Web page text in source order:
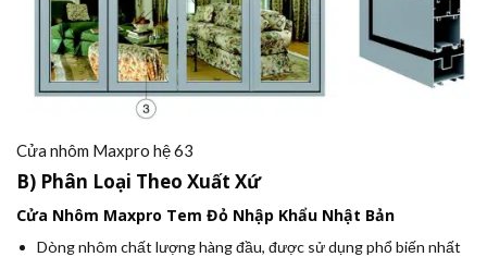
Cửa nhôm Maxpro hệ 63
B) Phân Loại Theo Xuất Xứ
Cửa Nhôm Maxpro Tem Đỏ Nhập Khẩu Nhật Bản
Dòng nhôm chất lượng hàng đầu, được sử dụng phổ biến nhất